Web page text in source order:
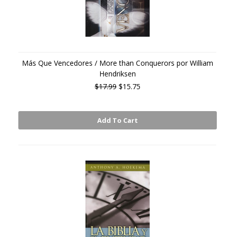
Más Que Vencedores / More than Conquerors por William
Hendriksen
$17.99 $15.75
Add To Cart